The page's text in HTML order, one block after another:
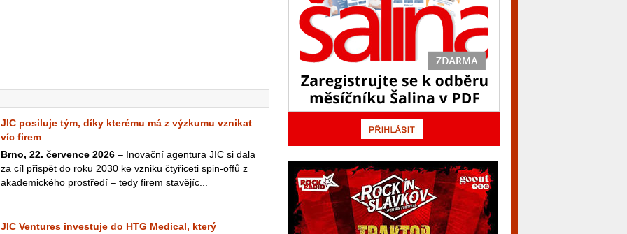
JIC posiluje tým, díky kterému má z výzkumu vznikat
víc firem
Brno, 22. července 2026 – Inovační agentura JIC si dala
za cíl přispět do roku 2030 ke vzniku čtyřiceti spin-offů z
akademického prostředí – tedy firem stavějíc...
JIC Ventures investuje do HTG Medical, který